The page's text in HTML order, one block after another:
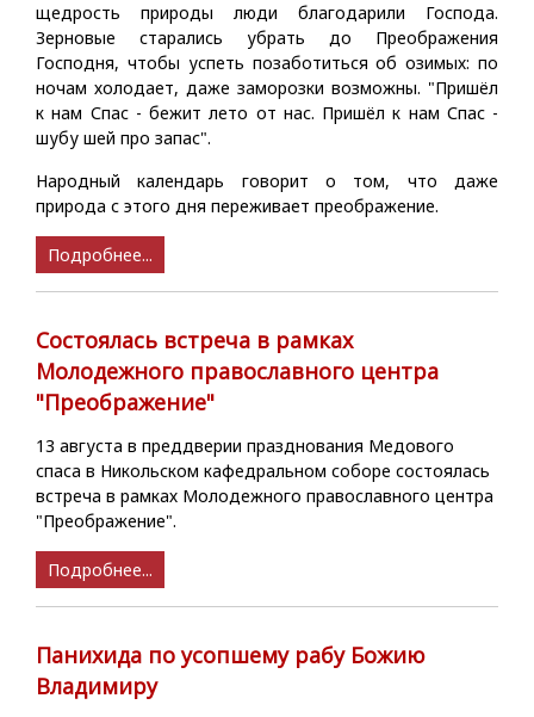
щедрость природы люди благодарили Господа.
Зерновые старались убрать до Преображения
Господня, чтобы успеть позаботиться об озимых: по
ночам холодает, даже заморозки возможны. "Пришёл
к нам Спас - бежит лето от нас. Пришёл к нам Спас -
шубу шей про запас".
Народный календарь говорит о том, что даже
природа с этого дня переживает преображение.
Подробнее...
Состоялась встреча в рамках
Молодежного православного центра
"Преображение"
13 августа в преддверии празднования Медового
спаса в Никольском кафедральном соборе состоялась
встреча в рамках Молодежного православного центра
"Преображение".
Подробнее...
Панихида по усопшему рабу Божию
Владимиру